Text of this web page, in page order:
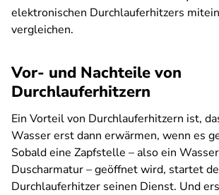
elektronischen Durchlauferhitzers
vergleichen.
Vor- und Nachteile von
Durchlauferhitzern
Ein Vorteil von Durchlauferhitzern ist,
Wasser erst dann erwärmen, wenn es
Sobald eine Zapfstelle – also ein
Duscharmatur – geöffnet wird, startet
Durchlauferhitzer seinen Dienst. Und